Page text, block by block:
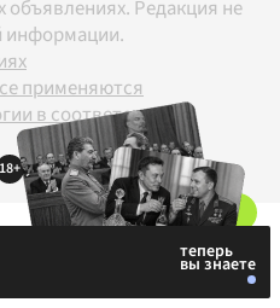
Редакция не
информации.
применяются
в соответствии с
18+